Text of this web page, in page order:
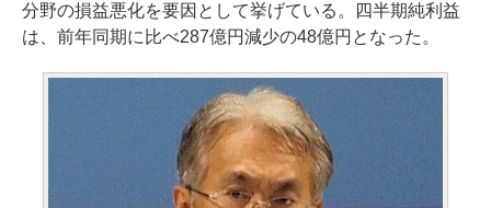
分野の損益悪化を要因として挙げている。四半期純利益
は、前年同期に比べ287億円減少の48億円となった。